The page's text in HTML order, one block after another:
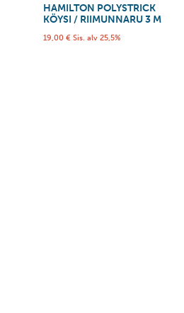
HAMILTON POLYSTRICK
KÖYSI / RIIMUNNARU 3 M
19,00 € Sis. alv 25,5%